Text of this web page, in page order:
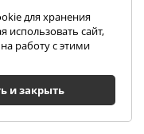
для хранения
использовать сайт,
работу с этими
и закрыть